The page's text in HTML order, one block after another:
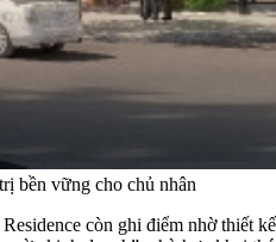
bền vững cho chủ nhân
còn ghi điểm nhờ thiết